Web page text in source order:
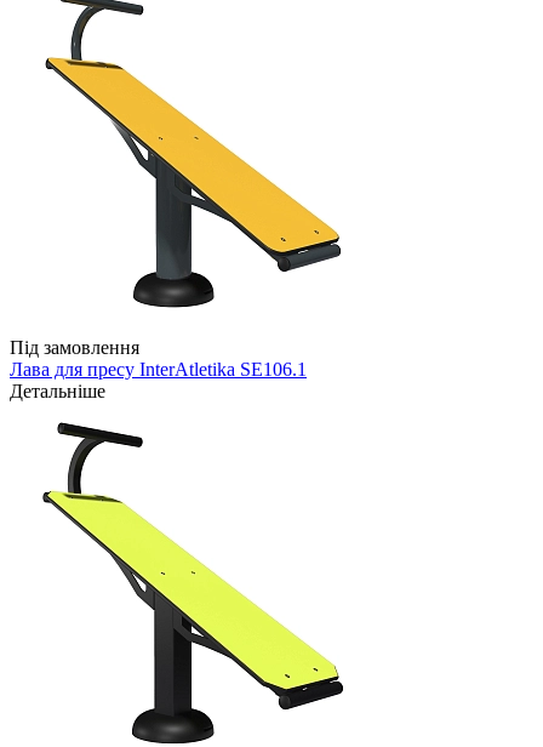
Під замовлення
Лава для пресу InterAtletika SE106.1
Детальніше